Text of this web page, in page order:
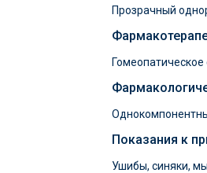
Прозрачный
Гомеопатическое
Показания к
Ушибы, синяки,